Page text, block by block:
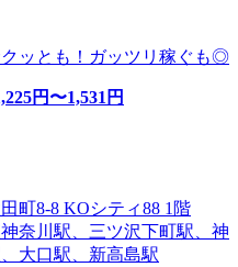
クッとも！ガッツリ稼ぐも◎
円〜1,531 円
町8-8 KOシティ88 1階
奈川駅、三ツ沢下町駅、神
大口駅、新高島駅